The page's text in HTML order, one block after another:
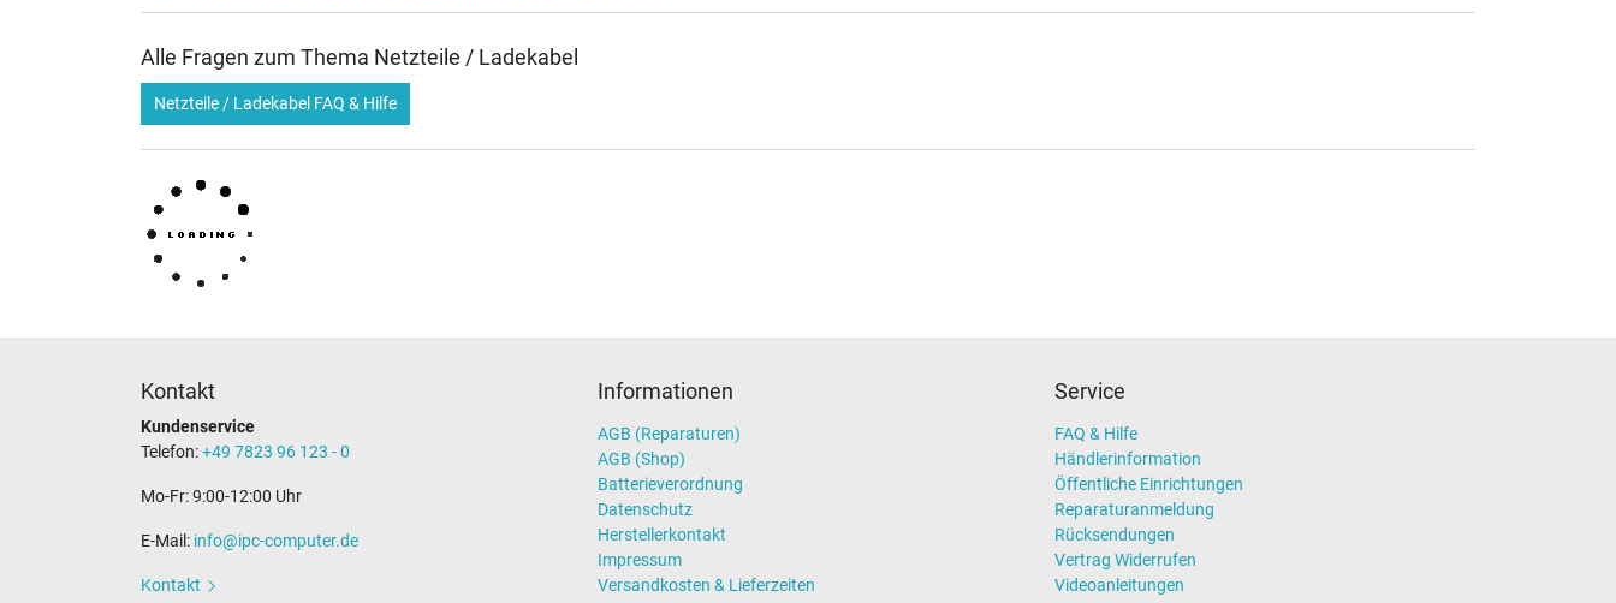
Alle Fragen zum Thema Netzteile / Ladekabel
Netzteile / Ladekabel FAQ & Hilfe
Kontakt
Kundenservice
Telefon:+49 7823 96 123 - 0
Mo-Fr: 9:00-12:00 Uhr
E-Mail: info@ipc-computer.de
Kontakt
Informationen
AGB (Reparaturen)
AGB (Shop)
Batterieverordnung
Datenschutz
Herstellerkontakt
Impressum
Versandkosten & Lieferzeiten
Service
FAQ & Hilfe
Händlerinformation
Öffentliche Einrichtungen
Reparaturanmeldung
Rücksendungen
Vertrag Widerrufen
Videoanleitungen